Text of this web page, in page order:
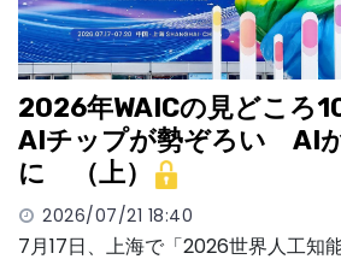
2026年WAICの見どころ
AIチップが勢ぞろい AI
に （上）
2026/07/21 18:40
7月17日、上海で「2026世界人工知